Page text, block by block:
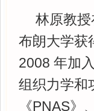
林原教
布朗大学获
2008 年加
组织力学和
《PNAS